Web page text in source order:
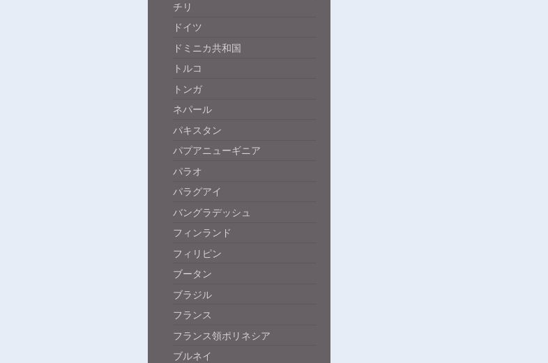
チリ
ドイツ
ドミニカ共和国
トルコ
トンガ
ネパール
パキスタン
パプアニューギニア
パラオ
パラグアイ
バングラデッシュ
フィンランド
フィリピン
ブータン
ブラジル
フランス
フランス領ポリネシア
ブルネイ